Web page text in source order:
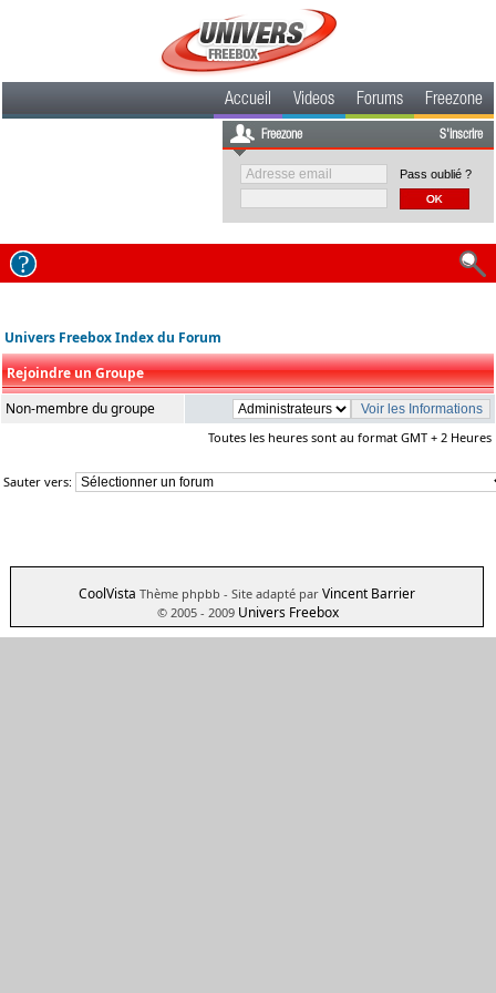
Accueil Videos Forums Freezone
Freezone S'inscrire
Pass oublié ?
Univers Freebox Index du Forum
Rejoindre un Groupe
Non-membre du groupe
Toutes les heures sont au format GMT + 2 Heures
Sauter vers:
CoolVista Thème phpbb - Site adapté par Vincent Barrier
© 2005 - 2009 Univers Freebox